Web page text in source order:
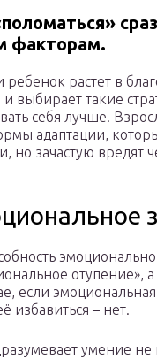
факторам.
ребенок растет в
выбирает такие
себя лучше.
адаптации,
но зачастую вредят
отупение»,
если
избавиться – нет.
умение не